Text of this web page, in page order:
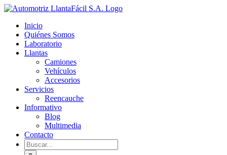
Skip
content
facebook
youtube
Inicio
Quiénes Somos
Laboratorio
Llantas
Camiones
Vehículos
Accesorios
Servicios
Reencauche
Informativo
Blog
Multimedia
Contacto
Buscar: